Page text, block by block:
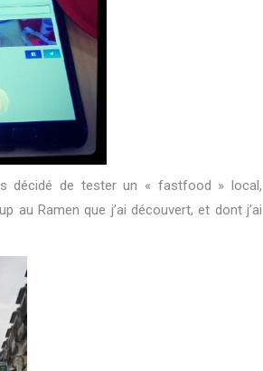
décidé de tester un « fastfood » local,
au Ramen que j’ai découvert, et dont j’ai